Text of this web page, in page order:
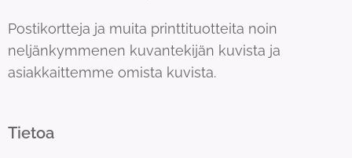
Postikortteja ja muita printtituotteita noin
neljänkymmenen kuvantekijän kuvista ja
asiakkaittemme omista kuvista.
Tietoa